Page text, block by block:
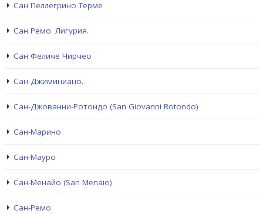
Сан Пеллегрино Терме
Сан Ремо. Лигурия.
Сан Феличе Чирчео
Сан-Джиминиано.
Сан-Джованни-Ротондо (San Giovanni Rotondo)
Сан-Марино
Сан-Мауро
Сан-Менайо (San Menaio)
Сан-Ремо